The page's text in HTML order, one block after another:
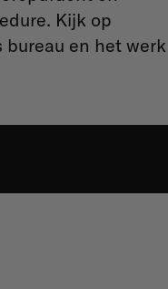
Kijk op
bureau en het